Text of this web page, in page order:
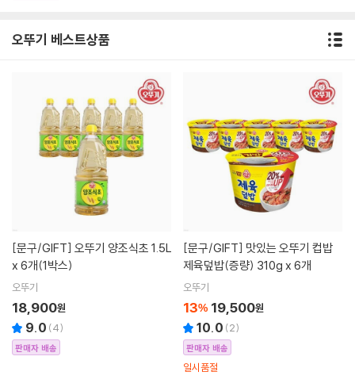
오뚜기 베스트상품
[문구/GIFT]
x 6개(1박스)
오뚜기
18,900원
9.0 (4)
판매자 배송
[문구/GIFT]
제육덮밥(증량) 310g x 6개
오뚜기
13% 19,500원
10.0 (2)
판매자 배송
일시품절